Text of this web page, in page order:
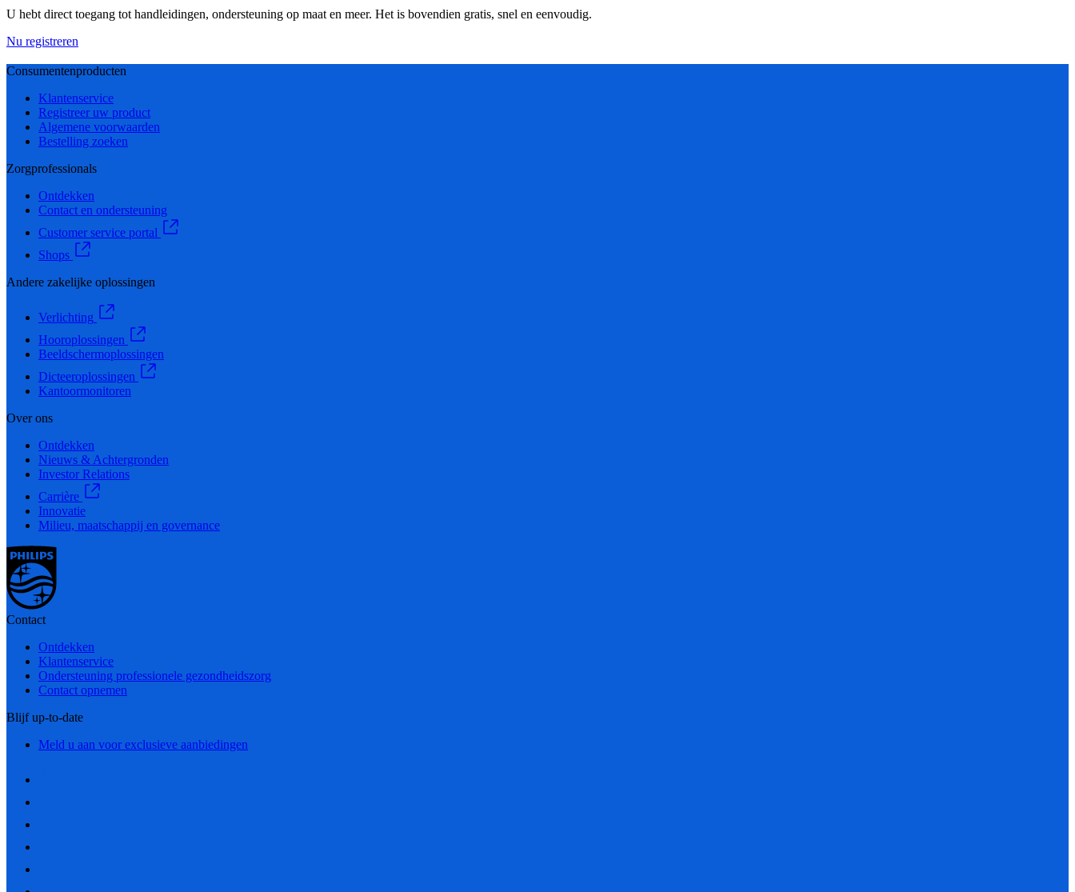
U hebt direct toegang tot handleidingen, ondersteuning op maat en meer. Het is bovendien gratis, snel en eenvoudig.
Nu registreren
Consumentenproducten
Klantenservice
Registreer uw product
Algemene voorwaarden
Bestelling zoeken
Zorgprofessionals
Ontdekken
Contact en ondersteuning
Customer service portal
Shops
Andere zakelijke oplossingen
Verlichting
Hooroplossingen
Beeldschermoplossingen
Dicteeroplossingen
Kantoormonitoren
Over ons
Ontdekken
Nieuws & Achtergronden
Investor Relations
Carrière
Innovatie
Milieu, maatschappij en governance
Contact
Ontdekken
Klantenservice
Ondersteuning professionele gezondheidszorg
Contact opnemen
Blijf up-to-date
Meld u aan voor exclusieve aanbiedingen